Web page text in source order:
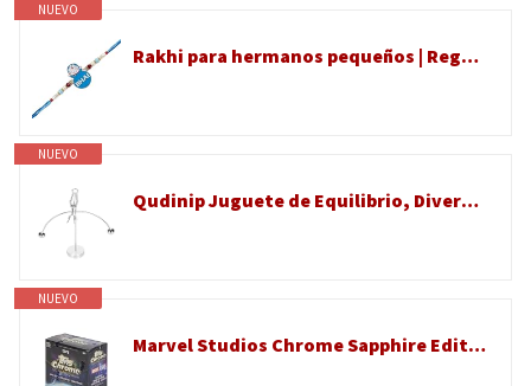
NUEVO
Rakhi para hermanos pequeños | Regalo de diseñador Rakshabandhan para hermano pequeño | Pulsera Raksha Bandhan de hermana | Juego Rakhdi para celebración de hermana Bhai | Dibujos animados | Raki de
NUEVO
Qudinip Juguete de Equilibrio, Diversión Educativa, Física, Decoración de Escritorio, Regalo para Niños, Acero Inoxidable, 170-225g (011 Metal Ironman Modelo Doble)
NUEVO
Marvel Studios Chrome Sapphire Edition Hobby Box - Refractores cromados, autos, estrellas MCU